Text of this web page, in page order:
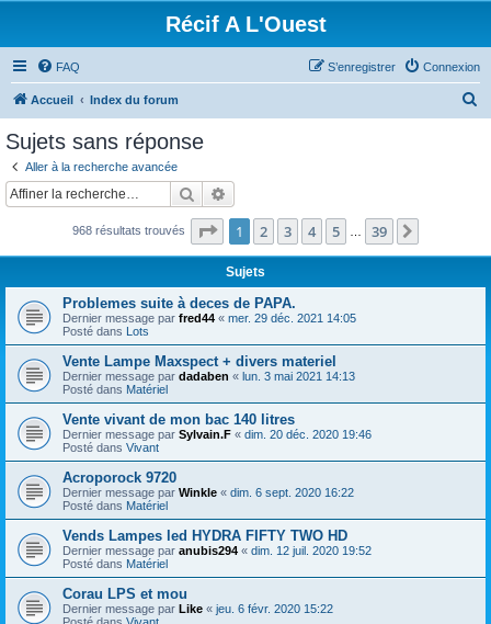
Récif A L'Ouest
FAQ Connexion
S’enregistrer
Accueil Index du forum
c
Sujets sans réponse
Aller à la recherche avancée
Rechercher
968 résultats trouvés Page 1sur39
1 2 3 4 5 39
Sujets
Problemes suite à deces de PAPA.
Dernier message par fred44 « mer. 29 déc. 2021 14:05
Posté dans Lots
Vente Lampe Maxspect + divers materiel
Dernier message par dadaben « lun. 3 mai 2021 14:13
Posté dans Matériel
Vente vivant de mon bac 140 litres
Dernier message par Sylvain.F « dim. 20 déc. 2020 19:46
Posté dans Vivant
Acroporock 9720
Dernier message par Winkle « dim. 6 sept. 2020 16:22
Posté dans Matériel
Vends Lampes led HYDRA FIFTY TWO HD
Dernier message par anubis294 « dim. 12 juil. 2020 19:52
Posté dans Matériel
Corau LPS et mou
Dernier message par Like « jeu. 6 févr. 2020 15:22
Posté dans Vivant